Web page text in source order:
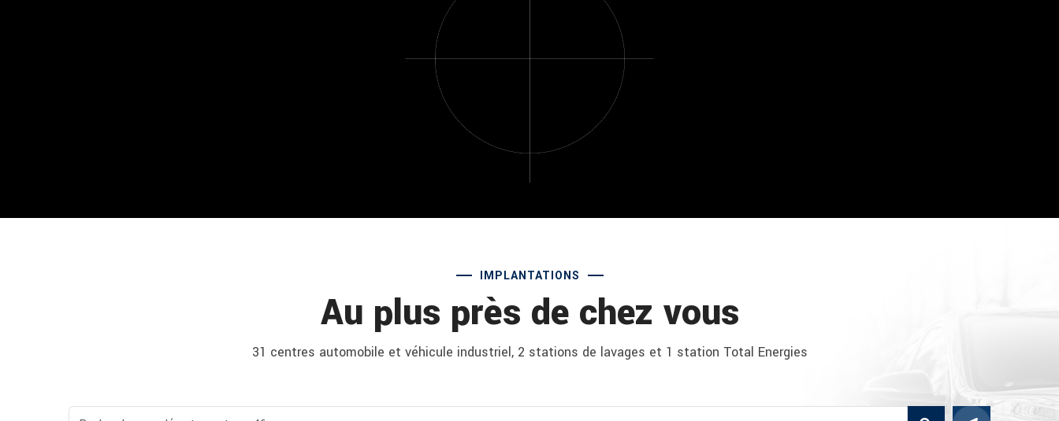
IMPLANTATIONS
Au plus près de chez vous
31 centres automobile et véhicule industriel, 2 stations de lavages et 1 station Total Energies